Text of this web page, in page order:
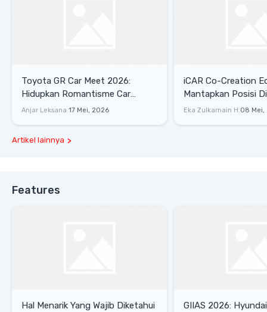
Toyota GR Car Meet 2026:
Hidupkan Romantisme Car
Culture Era 90-an
Anjar Leksana 17 Mei, 2026
iCAR Co-Creation
Mantapkan Posisi
Gaya Hidup
Eka Zulkarnain H 08 Mei,
Artikel lainnya
Features
Hal Menarik Yang Wajib Diketahui
GIIAS 2026: